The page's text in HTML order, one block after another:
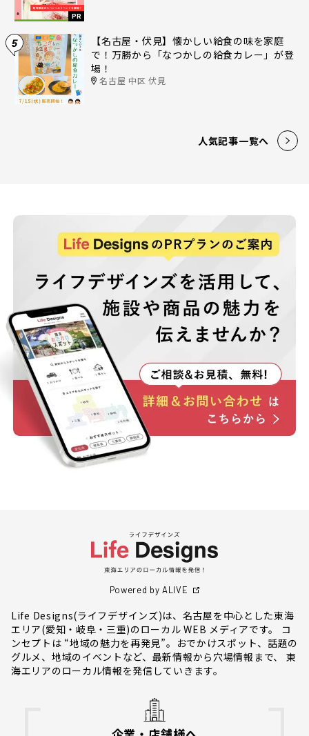
PR
5
【名古屋・伏見】懐かしい給食の味を家庭
で！万勝から「なつかしの給食カレー」が登
場！
名古屋 中区 伏見
人気記事一覧へ
Powered by ALIVE
Life Designs(ライフデザインズ)は、名古屋を中心とした東海
エリア(愛知・岐阜・三重)のローカル WEB メディアです。 コ
ンセプトは “地域の魅力を再発見”。おでかけスポット、話題の
グルメ、地域のイベントなど、最新情報から穴場情報まで、 東
海エリアのローカル情報を発信していきます。